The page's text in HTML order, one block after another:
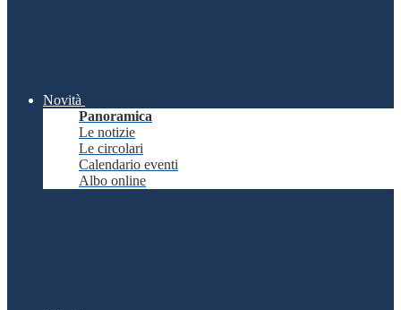
Novità
Panoramica
Le notizie
Le circolari
Calendario eventi
Albo online